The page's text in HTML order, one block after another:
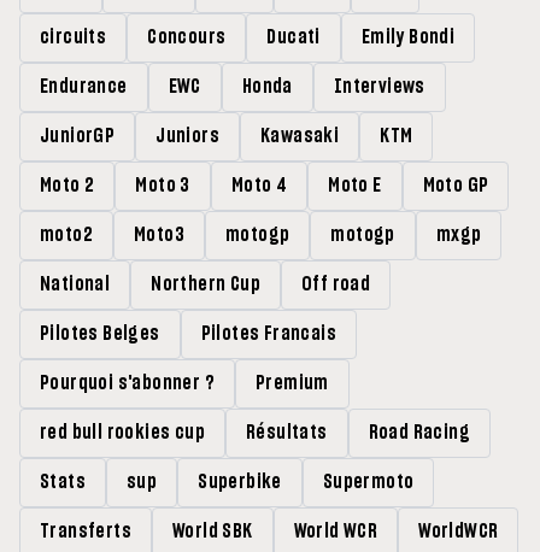
circuits Concours Ducati Emily Bondi
Endurance EWC Honda Interviews
JuniorGP Juniors Kawasaki KTM
Moto 2 Moto 3 Moto 4 Moto E Moto GP
moto2 Moto3 motogp motogp mxgp
National Northern Cup Off road
Pilotes Belges Pilotes Francais
Pourquoi s'abonner ? Premium
red bull rookies cup Résultats Road Racing
Stats sup Superbike Supermoto
Transferts World SBK World WCR WorldWCR